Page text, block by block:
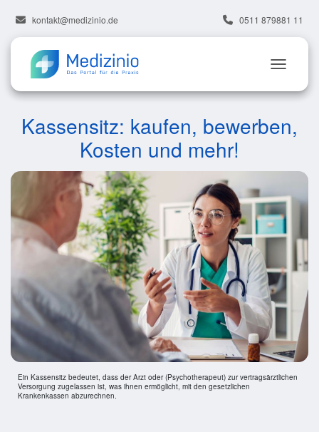
kontakt@medizinio.de 0511 879881 11
Kassensitz: kaufen, bewerben,
Kosten und mehr!
Ein Kassensitz bedeutet, dass der Arzt oder (Psychotherapeut) zur vertragsärztlichen
Versorgung zugelassen ist, was ihnen ermöglicht, mit den gesetzlichen
Krankenkassen abzurechnen.